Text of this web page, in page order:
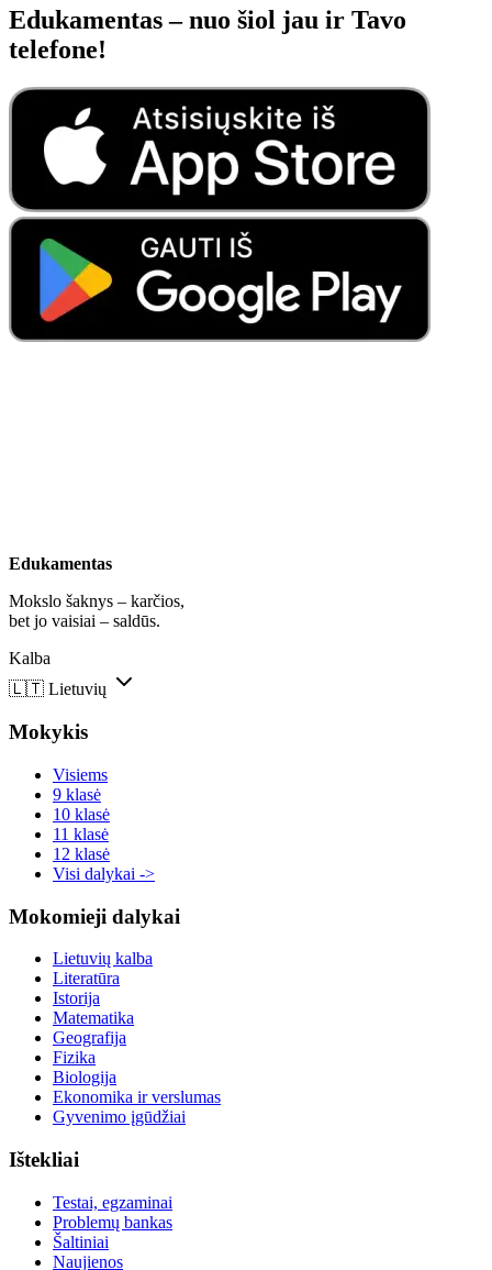
Edukamentas – nuo šiol jau ir Tavo
telefone!
Edukamentas
Mokslo šaknys – karčios,
bet jo vaisiai – saldūs.
Kalba
🇱🇹 Lietuvių
Mokykis
Visiems
9 klasė
10 klasė
11 klasė
12 klasė
Visi dalykai ->
Mokomieji dalykai
Lietuvių kalba
Literatūra
Istorija
Matematika
Geografija
Fizika
Biologija
Ekonomika ir verslumas
Gyvenimo įgūdžiai
Ištekliai
Testai, egzaminai
Problemų bankas
Šaltiniai
Naujienos